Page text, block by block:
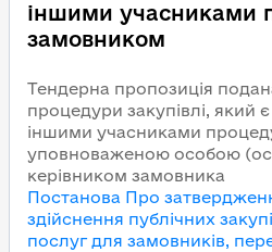
іншими учасниками
замовником
Тендерна пропозиція
процедури закупівлі, який
іншими учасниками
уповноваженою особою
керівником замовника
Постанова Про
здійснення публічних
послуг для замовників,